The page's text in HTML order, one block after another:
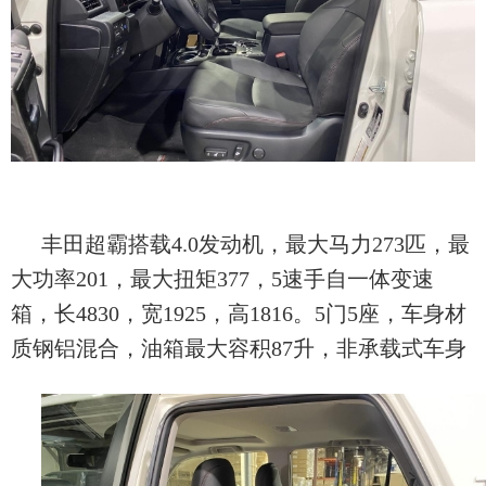
丰田超霸搭载4.0发动机，最大马力273匹，最
大功率201，最大扭矩377，5速手自一体变速
箱，长4830，宽1925，高1816。5门5座，车身材
质钢铝混合，油箱最大容积87升，非承载式车身